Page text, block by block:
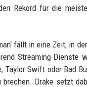
Rekord für die
fällt in eine Zeit, in
Streaming-
Taylor Swift oder Bad
brechen. Drake setzt